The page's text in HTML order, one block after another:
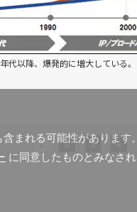
まれる可能性がありま
に同意したものとみなされ
代以降、爆発的に増大している
1 2 3 4